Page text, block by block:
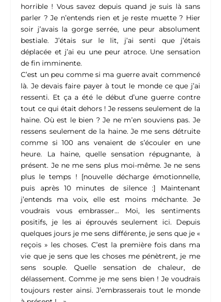
horrible ! Vous savez depuis quand je suis là sans
parler ? Je n’entends rien et je reste muette ? Hier
soir j’avais la gorge serrée, une peur absolument
bestiale. J’étais sur le lit, j’ai senti que j’étais
déplacée et j’ai eu une peur atroce. Une sensation
de fin imminente.
C’est un peu comme si ma guerre avait commencé
là. Je devais faire payer à tout le monde ce que j’ai
ressenti. Et ça a été le début d’une guerre contre
tout ce qui était dehors ! Je ressens seulement de la
haine. Où est le bien ? Je ne m’en souviens pas. Je
ressens seulement de la haine. Je me sens détruite
comme si 100 ans venaient de s’écouler en une
heure. La haine, quelle sensation répugnante, à
présent. Je ne me sens plus moi-même. Je ne sens
plus le temps ! [nouvelle décharge émotionnelle,
puis après 10 minutes de silence :] Maintenant
j’entends ma voix, elle est moins méchante. Je
voudrais vous embrasser… Moi, les sentiments
positifs, je les ai éprouvés seulement ici. Depuis
quelques jours je me sens différente, je sens que je «
reçois » les choses. C’est la première fois dans ma
vie que je sens que les choses me pénètrent, je me
sens souple. Quelle sensation de chaleur, de
délassement. Comme je me sens bien ! Je voudrais
toujours rester ainsi. J’embrasserais tout le monde